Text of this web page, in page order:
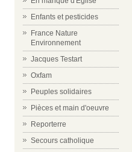
Enfants et pesticides
France Nature
Environnement
Jacques Testart
Oxfam
Peuples solidaires
Pièces et main d'oeuvre
Reporterre
Secours catholique